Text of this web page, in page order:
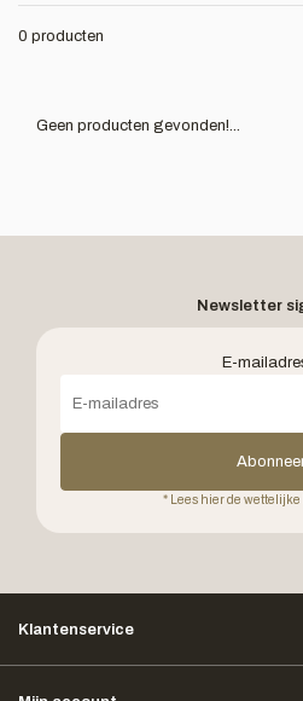
0 producten
Geen producten gevonden!...
Newsletter
E-
* Lees hier de
Klantenservice